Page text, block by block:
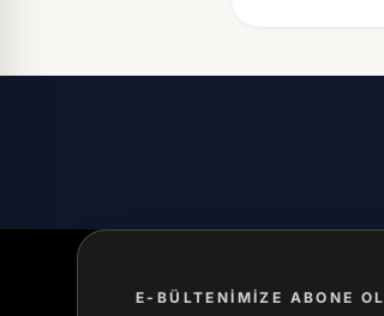
E-BÜLTENİMİZE ABONE